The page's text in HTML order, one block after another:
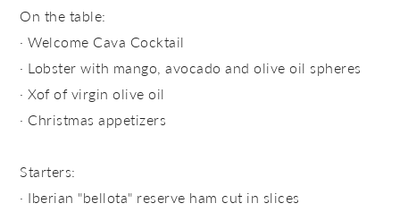
On the table:
· Welcome Cava Cocktail
· Lobster with mango, avocado and olive oil spheres
· Xof of virgin olive oil
· Christmas appetizers
Starters:
· Iberian "bellota" reserve ham cut in slices